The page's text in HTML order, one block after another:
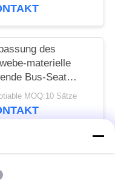
des
materielle
Bus-Seat
ODM-Service-
Winkel-
MOQ:10 Sätze